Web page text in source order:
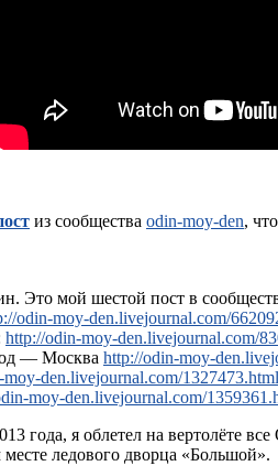
из сообщества odin-moy-den,
Это мой шестой пост в
odin-moy-den.livejournal.com/
http://odin-moy-den.livejournal.com/
— Москва http://odin-moy-
den.livejournal.com/1327473.html
moy-den.livejournal.com/
года, я облетел на вертолёте
ледового дворца «Большой».